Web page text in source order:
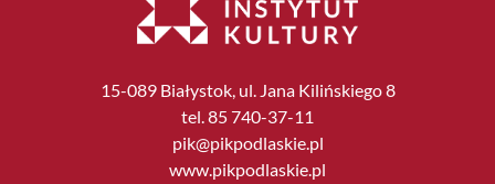
15-089 Białystok, ul. Jana Kilińskiego 8
tel. 85 740-37-11
pik@pikpodlaskie.pl
www.pikpodlaskie.pl